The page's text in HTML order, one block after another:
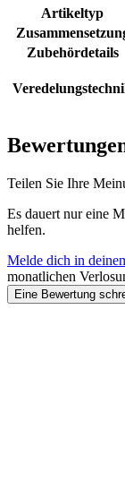
Artikeltyp
Zubehördetails
Teilen Sie Ihre
Es dauert nur eine
helfen.
Melde dich in
monatlichen
Eine Bewertung